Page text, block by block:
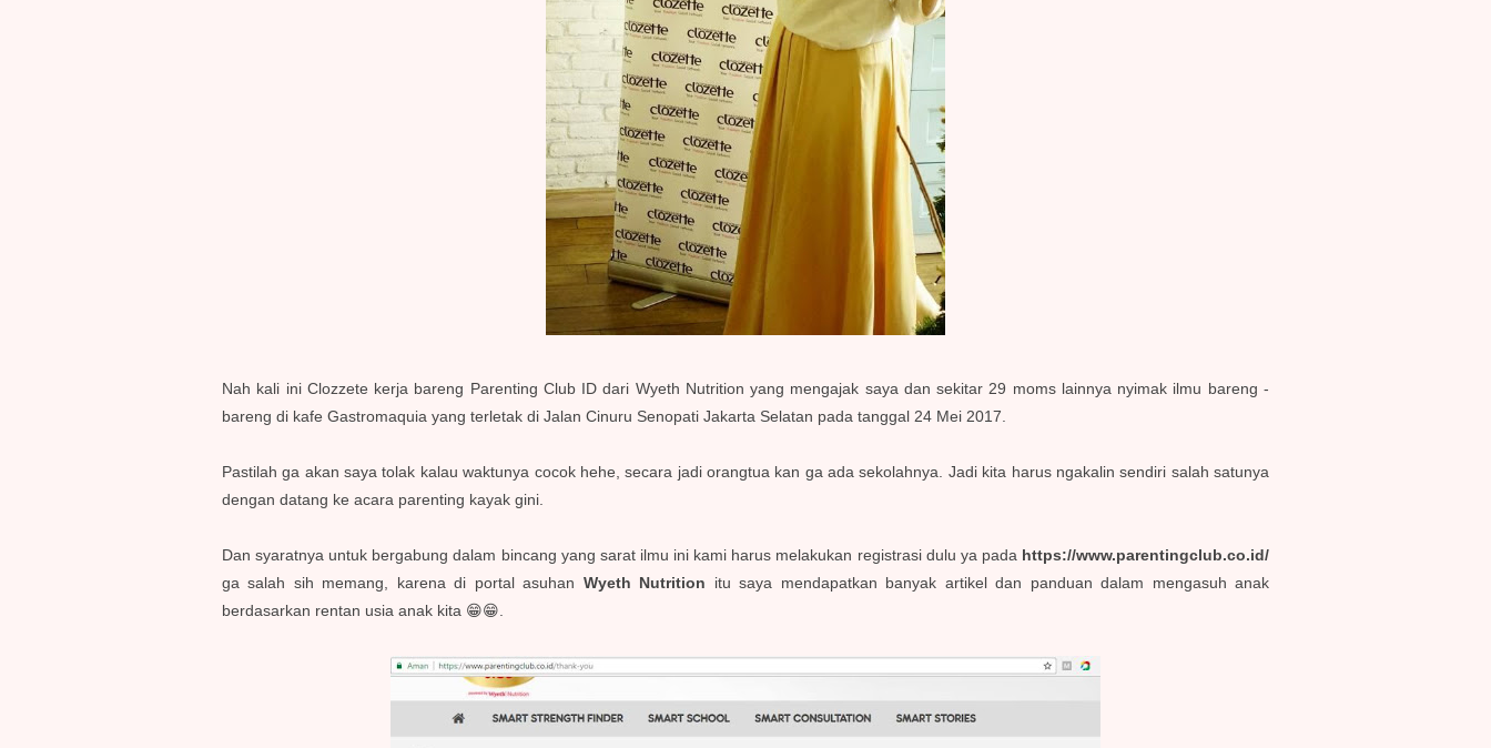
Nah kali ini Clozzete kerja bareng Parenting Club ID dari Wyeth Nutrition yang mengajak saya dan sekitar 29 moms lainnya nyimak ilmu bareng -
bareng di kafe Gastromaquia yang terletak di Jalan Cinuru Senopati Jakarta Selatan pada tanggal 24 Mei 2017.
Pastilah ga akan saya tolak kalau waktunya cocok hehe, secara jadi orangtua kan ga ada sekolahnya. Jadi kita harus ngakalin sendiri salah satunya
dengan datang ke acara parenting kayak gini.
Dan syaratnya untuk bergabung dalam bincang yang sarat ilmu ini kami harus melakukan registrasi dulu ya pada https://www.parentingclub.co.id/
ga salah sih memang, karena di portal asuhan Wyeth Nutrition itu saya mendapatkan banyak artikel dan panduan dalam mengasuh anak
berdasarkan rentan usia anak kita 😁😁.